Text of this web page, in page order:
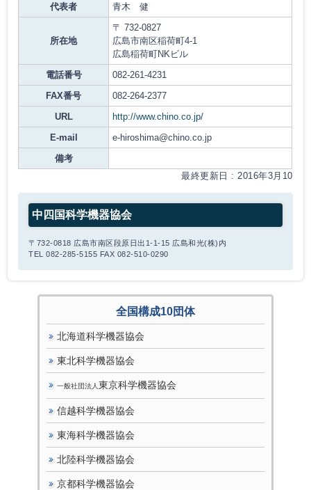
代表者
青木 健
所在地
〒 732-0827
広島市南区稲荷町4-1
広島稲荷町NKビル
電話番号
082-261-4231
FAX番号
082-264-2377
URL
http://www.chino.co.jp/
E-mail
e-hiroshima@chino.co.jp
備考
最終更新日 : 2016年3月10
中四国科学機器協会
〒732-0818 広島市南区段原日出1-1-15 広島和光(株)内
TEL 082-285-5155 FAX 082-510-0290
全国構成10団体
北海道科学機器協会
東北科学機器協会
一般社団法人 東京科学機器協会
信越科学機器協会
東海科学機器協会
北陸科学機器協会
京都科学機器協会